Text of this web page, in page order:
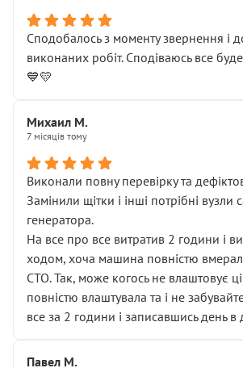
Сподобалось з моменту звернення і
виконаних робіт. Сподіваюсь все
💙💛
Михаил М.
7 місяців тому
Виконали повну перевірку та
Замінили щітки і інші потрібні вузли
генератора.
На все про все витратив 2 години і
ходом, хоча машина повністю
СТО. Так, може когось не влаштовує
повністю влаштувала та і не
все за 2 години і записавшись день в
Павел М.